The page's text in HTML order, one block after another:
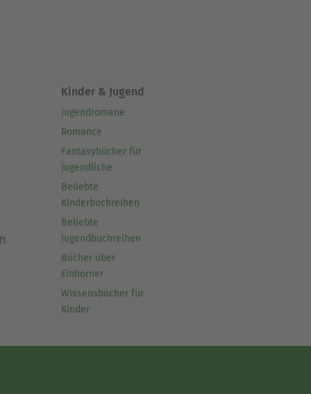
Kinder & Jugend
Jugendromane
Romance
Fantasybücher für
Jugendliche
Beliebte
Kinderbuchreihen
Beliebte
Jugendbuchreihen
Bücher über
Einhörner
Wissensbücher für
Kinder